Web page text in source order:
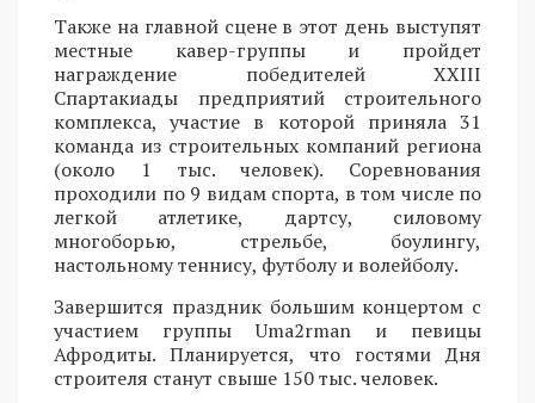
Также на главной сцене в этот день выступят
местные кавер-группы и пройдет
награждение победителей XXIII
Спартакиады предприятий строительного
комплекса, участие в которой приняла 31
команда из строительных компаний региона
(около 1 тыс. человек). Соревнования
проходили по 9 видам спорта, в том числе по
легкой атлетике, дартсу, силовому
многоборью, стрельбе, боулингу,
настольному теннису, футболу и волейболу.
Завершится праздник большим концертом с
участием группы Uma2rman и певицы
Афродиты. Планируется, что гостями Дня
строителя станут свыше 150 тыс. человек.